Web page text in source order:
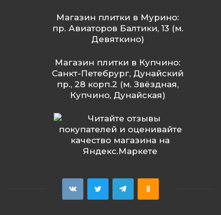
Магазин плитки в Мурино:
пр. Авиаторов Балтики, 13 (м.
Девяткино)
Магазин плитки в Купчино:
Санкт-Петебрург, Дунайский
пр., 28 корп.2 (м. Звёздная,
Купчино, Дунайская)